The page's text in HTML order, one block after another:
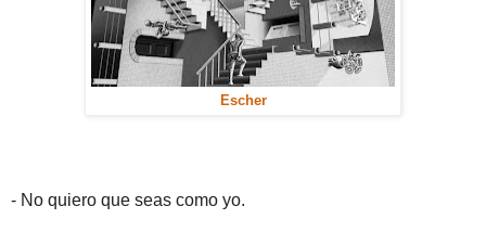
Escher
- No quiero que seas como yo.